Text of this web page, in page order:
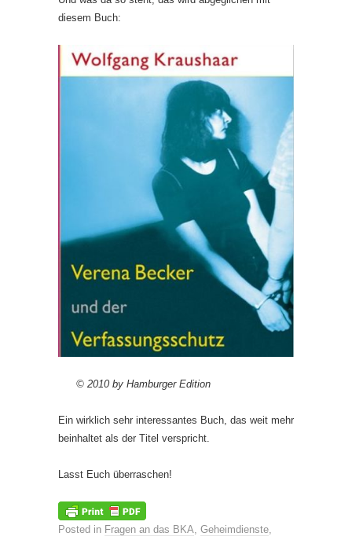
diesem Buch:
© 2010 by Hamburger Edition
Ein wirklich sehr interessantes Buch, das weit mehr
beinhaltet als der Titel verspricht.
Lasst Euch überraschen!
Posted in Fragen an das BKA Geheimdienste